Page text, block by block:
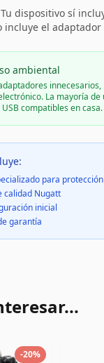
dispositivo sí
incluye el
ambiental
innecesarios,
La mayoría de
compatibles en casa.
para protección
calidad Nugatt
inicial
garantía
-20%